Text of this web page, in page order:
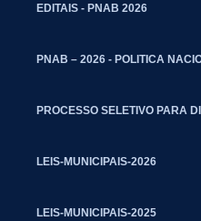
EDITAIS - PNAB 2026
PNAB – 2026 - POLITICA
PROCESSO SELETIVO PARA
LEIS-MUNICIPAIS-2026
LEIS-MUNICIPAIS-2025